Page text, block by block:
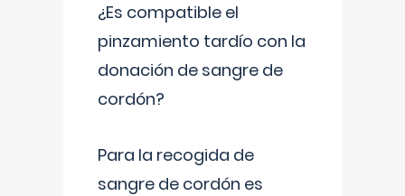
¿Es compatible el
pinzamiento tardío con la
donación de sangre de
cordón?
Para la recogida de
sangre de cordón es